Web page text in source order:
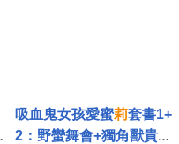
吸血鬼女孩愛蜜莉套書1+
2：野蠻舞會+獨角獸貴族